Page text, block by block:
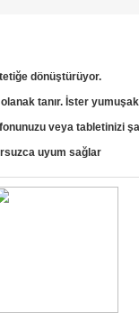
dönüştürüyor.
tanır. İster
veya tabletinizi
uyum sağlar